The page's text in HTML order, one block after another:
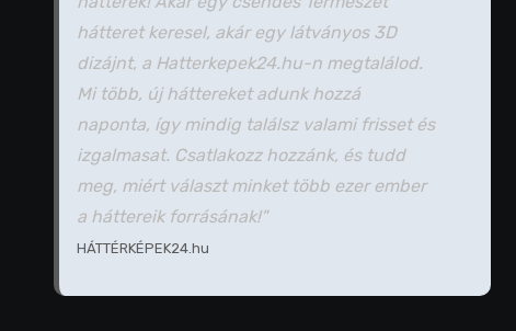
hátteret keresel, akár egy látványos 3D
dizájnt, a Hatterkepek24.hu-n megtalálod.
Mi több, új háttereket adunk hozzá
naponta, így mindig találsz valami frisset és
izgalmasat. Csatlakozz hozzánk, és tudd
meg, miért választ minket több ezer ember
a háttereik forrásának!"
HÁTTÉRKÉPEK24.hu